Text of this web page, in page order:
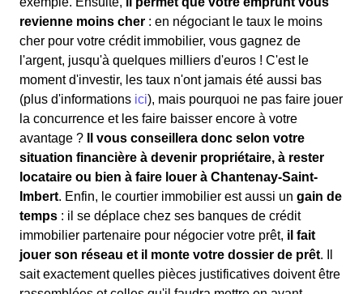
revienne moins cher : en négociant le taux le moins
cher pour votre crédit immobilier, vous gagnez de
l'argent, jusqu'à quelques milliers d'euros ! C'est le
moment d'investir, les taux n'ont jamais été aussi bas
(plus d'informations ici), mais pourquoi ne pas faire jouer
la concurrence et les faire baisser encore à votre
avantage ?
Il vous conseillera donc selon votre
situation financière à devenir propriétaire, à rester
locataire ou bien à faire louer à Chantenay-Saint-
Imbert. Enfin, le courtier immobilier est aussi un gain de
temps : il se déplace chez ses banques de crédit
immobilier partenaire pour négocier votre prêt, il fait
jouer son réseau et il monte votre dossier de prêt. Il
sait exactement quelles pièces justificatives doivent être